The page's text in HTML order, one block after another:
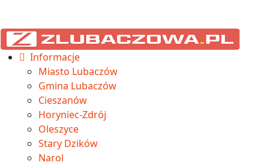
Informacje
Miasto Lubaczów
Gmina Lubaczów
Cieszanów
Horyniec-Zdrój
Oleszyce
Stary Dzików
Narol